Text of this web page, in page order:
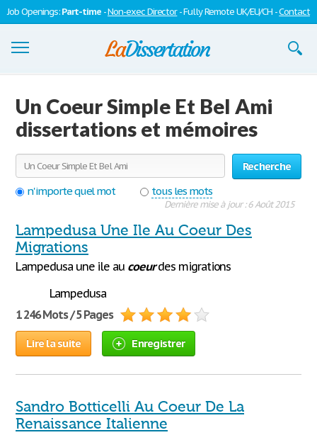
Job Openings:Part-time -Non-exec Director- Fully Remote UK/EU/CH -Contact
S'inscrire
Se connecter
Contactez-nous
Un Coeur Simple Et Bel Ami
dissertations et mémoires
Recherche
n'importe quel mot
tous les mots
Dernière mise à jour : 6 Août 2015
Lampedusa Une Ile Au Coeur Des
Migrations
Lampedusa une ile au coeurdes migrations
Lampedusa
1 246 Mots / 5 Pages
Lire la suite Enregistrer
Sandro Botticelli Au Coeur De La
Renaissance Italienne